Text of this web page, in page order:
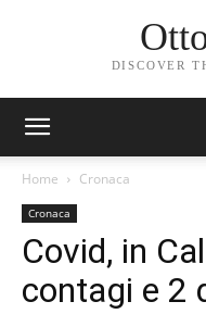
DISCOVER
Home Cronaca
Cronaca
Covid, in
contagi e 2